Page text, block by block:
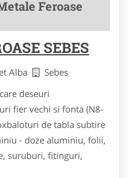
Feroase
SEBES
Alba
Sebes
deseuri
fier vechi si fonta (N8-
de tabla subtire
- doze aluminiu, folii,
suruburi, fitinguri,